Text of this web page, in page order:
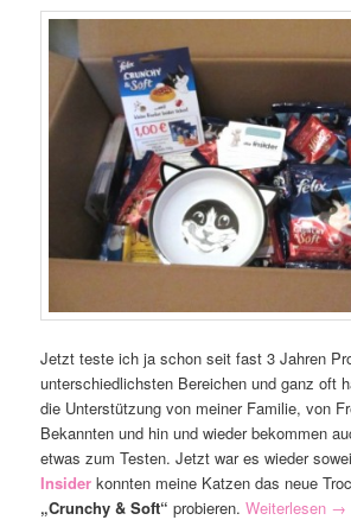
Jetzt teste ich ja schon seit fast 3 Jahren
unterschiedlichsten Bereichen und ganz oft
die Unterstützung von meiner Familie, von
Bekannten und hin und wieder bekommen
etwas zum Testen. Jetzt war es wieder
Insider konnten meine Katzen das neue
„Crunchy & Soft“ probieren.Weiterlesen →